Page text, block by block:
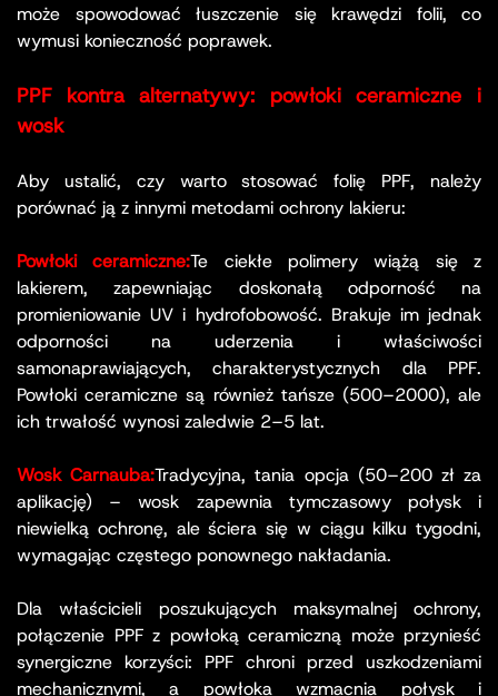
może spowodować łuszczenie się krawędzi folii, co
wymusi konieczność poprawek.
PPF kontra alternatywy: powłoki ceramiczne i
wosk
Aby ustalić, czy warto stosować folię PPF, należy
porównać ją z innymi metodami ochrony lakieru:
Powłoki ceramiczne:Te ciekłe polimery wiążą się z
lakierem, zapewniając doskonałą odporność na
promieniowanie UV i hydrofobowość. Brakuje im jednak
odporności na uderzenia i właściwości
samonaprawiających, charakterystycznych dla PPF.
Powłoki ceramiczne są również tańsze (500–2000), ale
ich trwałość wynosi zaledwie 2–5 lat.
Wosk Carnauba:Tradycyjna, tania opcja (50–200 zł za
aplikację) – wosk zapewnia tymczasowy połysk i
niewielką ochronę, ale ściera się w ciągu kilku tygodni,
wymagając częstego ponownego nakładania.
Dla właścicieli poszukujących maksymalnej ochrony,
połączenie PPF z powłoką ceramiczną może przynieść
synergiczne korzyści: PPF chroni przed uszkodzeniami
mechanicznymi, a powłoka wzmacnia połysk i